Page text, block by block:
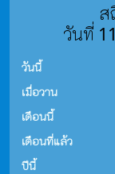
ส
วันที่
วันนี้
เมื่อวาน
เดือนนี้
เดือนที่แล้ว
ปีนี้